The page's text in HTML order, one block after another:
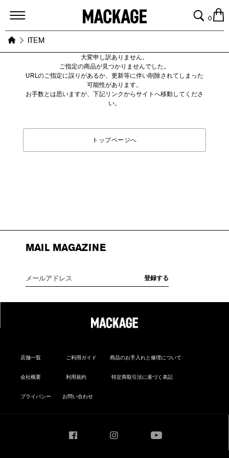
MACKAGE
0
ITEM
大変申し訳ありません。
ご指定の商品が見つかりませんでした。
URLのご指定に誤りがあるか、更新等に伴い削除されてしまった
可能性があります。
お手数とは思いますが、下記リンクからサイトへ移動してくださ
い。
トップページへ
MAIL MAGAZINE
店舗一覧 ご利用ガイド 商品のお手入れと修理について
会社概要 利用規約 特定商取引法に基づく表記
プライバシー お問い合わせ
Instagram